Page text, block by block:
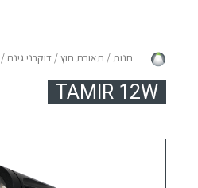
חנות / תאורת חוץ/ דוקרני גינה / TAMIR 12W
TAMIR 12W